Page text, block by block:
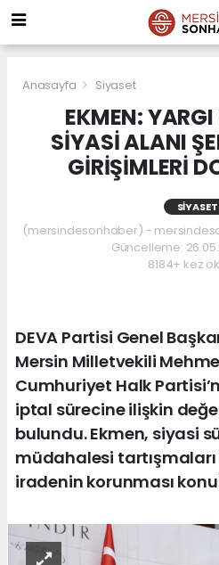
Anasayfa Siyaset
EKMEN: YARGI
SİYASİ ALANI
GİRİŞİMLERİ
SIYASET
(mersindesonhaber) -
Güncelleme:
8184+ kez
DEVA Partisi Genel
Mersin Milletvekili
Cumhuriyet Halk
iptal sürecine ilişkin
bulundu. Ekmen, siyasi
müdahalesi
iradenin korunması